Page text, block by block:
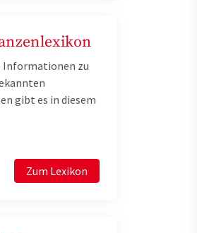
Informationen zu
gibt es in diesem
Zum Lexikon